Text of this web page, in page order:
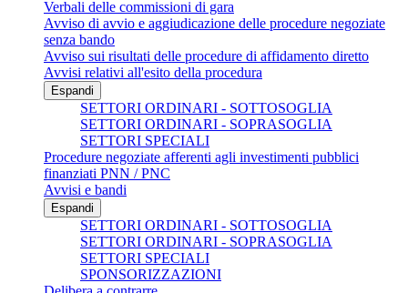
Verbali delle commissioni di gara
Avviso di avvio e aggiudicazione delle procedure negoziate
senza bando
Avviso sui risultati delle procedure di affidamento diretto
Avvisi relativi all'esito della procedura
Espandi
SETTORI ORDINARI - SOTTOSOGLIA
SETTORI ORDINARI - SOPRASOGLIA
SETTORI SPECIALI
Procedure negoziate afferenti agli investimenti pubblici
finanziati PNN / PNC
Avvisi e bandi
Espandi
SETTORI ORDINARI - SOTTOSOGLIA
SETTORI ORDINARI - SOPRASOGLIA
SETTORI SPECIALI
SPONSORIZZAZIONI